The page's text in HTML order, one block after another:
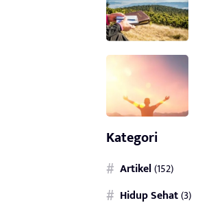
Kategori
Artikel(152)
Hidup Sehat(3)